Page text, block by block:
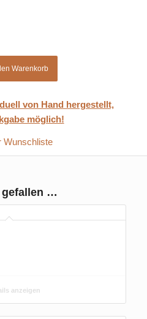
Warenkorb
von Hand hergestellt,
möglich!
Wunschliste
gefallen …
anzeigen